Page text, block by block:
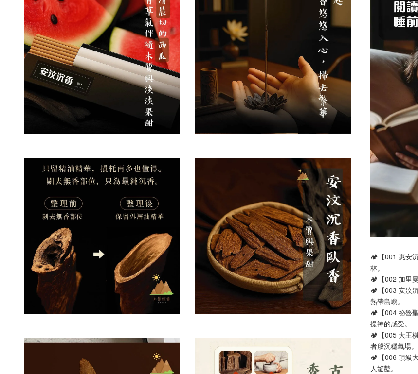
🏕️【001 惠安
林。
🏕️【002 加里曼
🏕️【003 安汶
熱帶島嶼。
🏕️【004 祕魯
提神的感受。
🏕️【005 大王
者般沉穩氣場。
🏕️【006 頂級
人驚豔。